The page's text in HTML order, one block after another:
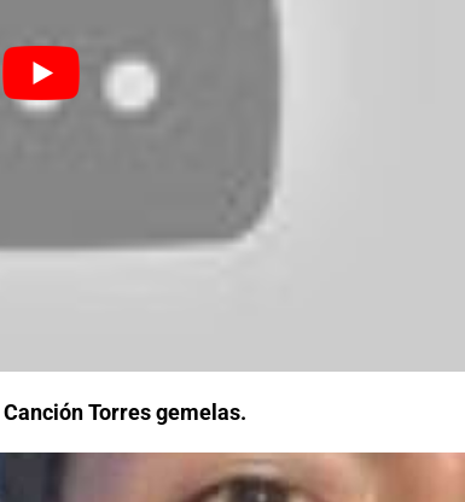
Torres gemelas.